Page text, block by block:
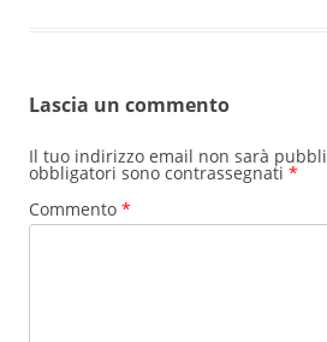
Lascia un commento
Il tuo indirizzo email non sarà
obbligatori sono contrassegnati *
Commento *